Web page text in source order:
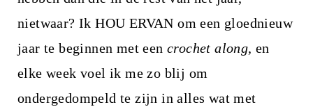
nietwaar? Ik HOU ERVAN om een ​​gloednieuw
jaar te beginnen met een crochet along, en
elke week voel ik me zo blij om
ondergedompeld te zijn in alles wat met